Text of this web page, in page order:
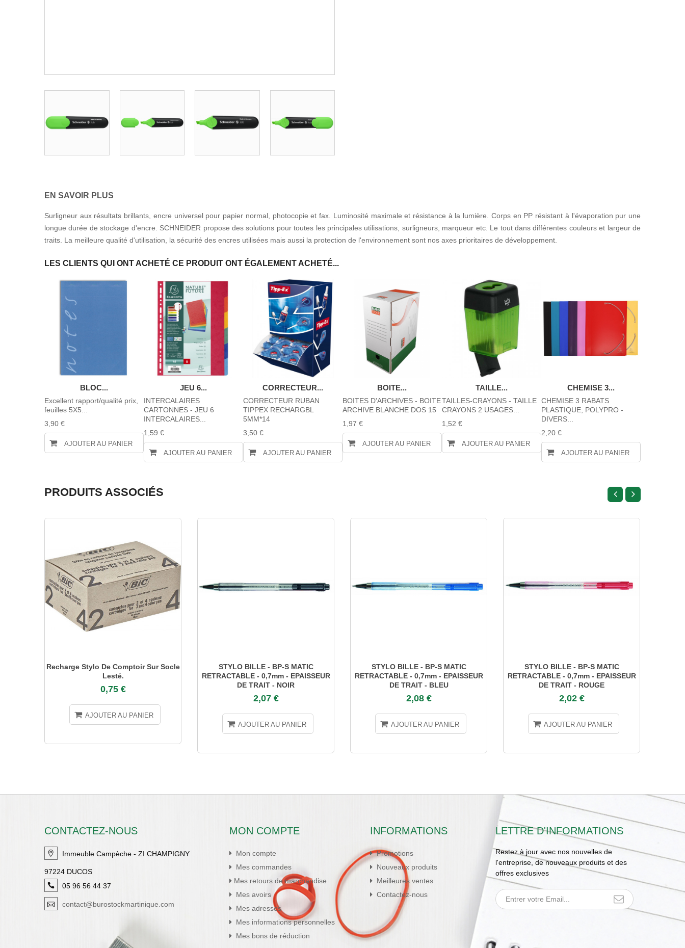
EN SAVOIR PLUS
Surligneur aux résultats brillants, encre universel pour papier normal, photocopie et fax. Luminosité maximale et résistance à la lumière. Corps en PP résistant à l'évaporation pur une
longue durée de stockage d'encre. SCHNEIDER propose des solutions pour toutes les principales utilisations, surligneurs, marqueur etc. Le tout dans différentes couleurs et largeur de
traits. La meilleure qualité d'utilisation, la sécurité des encres utilisées mais aussi la protection de l'environnement sont nos axes prioritaires de développement.
LES CLIENTS QUI ONT ACHETÉ CE PRODUIT ONT ÉGALEMENT ACHETÉ...
BLOC...
Excellent rapport/qualité prix,
feuilles 5X5...
3,90 €
AJOUTER AU PANIER
JEU 6...
INTERCALAIRES
CARTONNES - JEU 6
INTERCALAIRES...
1,59 €
AJOUTER AU PANIER
CORRECTEUR...
CORRECTEUR RUBAN
TIPPEX RECHARGBL
5MM*14
3,50 €
AJOUTER AU PANIER
BOITE...
BOITES D'ARCHIVES - BOITE
ARCHIVE BLANCHE DOS 15
1,97 €
AJOUTER AU PANIER
TAILLE...
TAILLES-CRAYONS - TAILLE
CRAYONS 2 USAGES...
1,52 €
AJOUTER AU PANIER
CHEMISE 3...
CHEMISE 3 RABATS
PLASTIQUE, POLYPRO -
DIVERS...
2,20 €
AJOUTER AU PANIER
PRODUITS ASSOCIÉS
Recharge Stylo De Comptoir Sur Socle
Lesté.
0,75 €
AJOUTER AU PANIER
STYLO BILLE - BP-S MATIC
RETRACTABLE - 0,7mm - EPAISSEUR
DE TRAIT - NOIR
2,07 €
AJOUTER AU PANIER
STYLO BILLE - BP-S MATIC
RETRACTABLE - 0,7mm - EPAISSEUR
DE TRAIT - BLEU
2,08 €
AJOUTER AU PANIER
STYLO BILLE - BP-S MATIC
RETRACTABLE - 0,7mm - EPAISSEUR
DE TRAIT - ROUGE
2,02 €
AJOUTER AU PANIER
CONTACTEZ-NOUS
Immeuble Campèche - ZI CHAMPIGNY
97224 DUCOS
05 96 56 44 37
contact@burostockmartinique.com
MON COMPTE
Mon compte
Mes commandes
Mes retours de marchandise
Mes avoirs
Mes adresses
Mes informations personnelles
Mes bons de réduction
INFORMATIONS
Promotions
Nouveaux produits
Meilleures ventes
Contactez-nous
LETTRE D'INFORMATIONS
Restez à jour avec nos nouvelles de
l'entreprise, de nouveaux produits et des
offres exclusives